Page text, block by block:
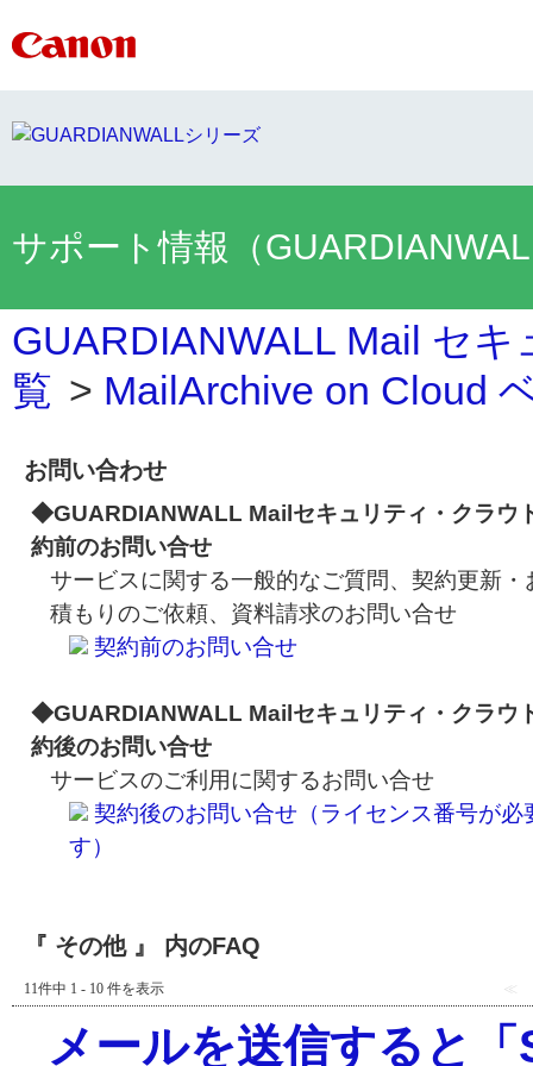
サポート情報（
GUARDIANWALL Mail セ
覧 > MailArchive on Cloud
お問い合わせ
◆GUARDIANWALL Mailセキュリティ・クラウ
約前のお問い合せ
サービスに関する一般的なご質問、契約更新・
積もりのご依頼、資料請求のお問い合せ
契約前のお問い合せ
◆GUARDIANWALL Mailセキュリティ・クラウ
約後のお問い合せ
サービスのご利用に関するお問い合せ
契約後のお問い合せ（ライセンス番号が必
す）
『 その他 』 内のFAQ
11件中 1 - 10 件を表示 ≪
メールを送信すると